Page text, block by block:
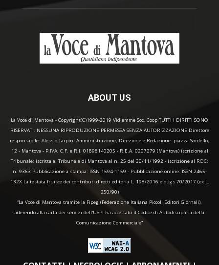
ABOUT US
La Voce di Mantova - Copyright(C)1999-2019 Vidiemme Soc. Coop TUTTI I DIRITTI SONO
RISERVATI. NESSUNA RIPRODUZIONE PERMESSA SENZA AUTORIZZAZIONE Direttore
responsabile: Alessio Tarpini Amministrazione, Direzione e Redazione: piazza Sordello,
12 - Mantova - P.IVA, C.F. e R.I. 01898140205 - R.E.A. 0207279 (Mantova) iscrizione al
Tribunale: iscritta al Tribunale di Mantova al n. 25 del 30/11/1992 - iscrizione al ROC:
n. 9363 Pubblicazione a stampa: ISSN 1594-1159 - Pubblicazione online: ISSN 2465-
132X La testata fruisce dei contributi diretti editoria L. 198/2016 e d.lgs 70/2017 (ex L.
250/90)
“La Voce di Mantova tramite la Fipeg (Federazione Italiana Piccoli Editori Giornali),
aderendo alla carta dei servizi dell'USPI ha accettato il Codice di Autodisciplina della
Comunicazione Commerciale"